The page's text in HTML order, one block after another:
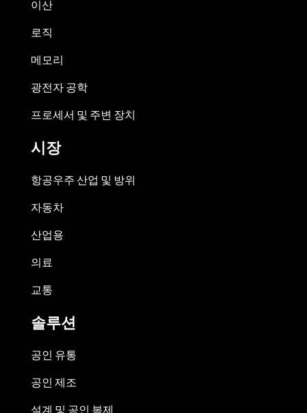
이산
로직
메모리
광전자 공학
프로세서 및 주변 장치
시장
항공우주 산업 및 방위
자동차
산업용
의료
교통
솔루션
공인 유통
공인 제조
설계 및 공인 복제